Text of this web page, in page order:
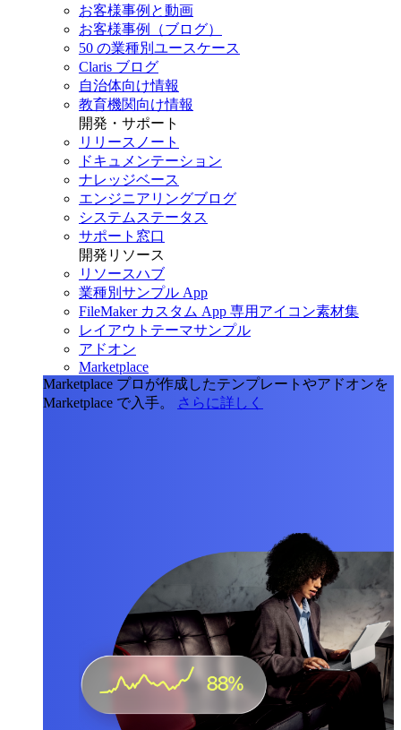
お客様事例と動画
お客様事例（ブログ）
50 の業種別ユースケース
Claris ブログ
自治体向け情報
教育機関向け情報
開発・サポート
リリースノート
ドキュメンテーション
ナレッジベース
エンジニアリングブログ
システムステータス
サポート窓口
開発リソース
リソースハブ
業種別サンプル App
FileMaker カスタム App 専用アイコン素材集
レイアウトテーマサンプル
アドオン
Marketplace
Marketplace プロが作成したテンプレートやアドオンを
Marketplace で入手。
さらに詳しく